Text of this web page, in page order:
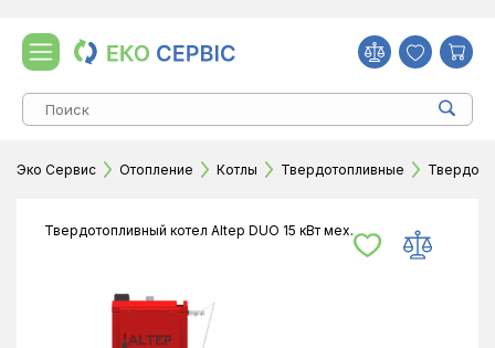
Эко Сервис Отопление Котлы Твердотопливные
Твердотопливный котел Altep DUO 15 кВт мех.